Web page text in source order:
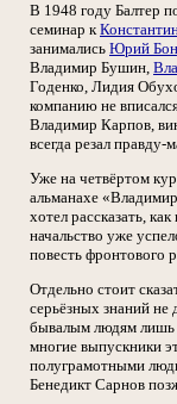
В 1948 году Балтер
семинар к
занимались Юрий
Владимир Бушин,
Годенко, Лидия
компанию не
Владимир Карпов,
всегда резал правду-
Уже на четвёртом
альманахе
хотел рассказать,
начальство уже
повесть фронтового
Отдельно стоит
серьёзных знаний не
бывалым людям лишь
многие выпускники
полуграмотными
Бенедикт Сарнов